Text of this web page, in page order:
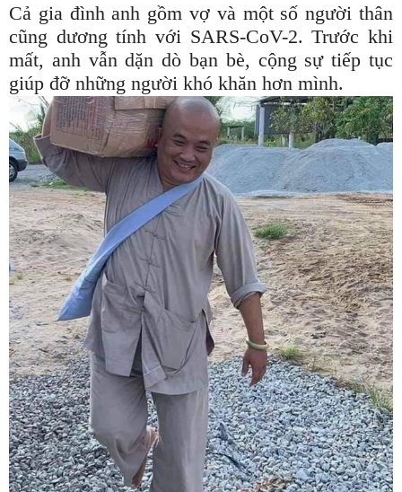
Cả gia đình anh gồm vợ và một số người thân
cũng dương tính với SARS-CoV-2. Trước khi
mất, anh vẫn dặn dò bạn bè, cộng sự tiếp tục
giúp đỡ những người khó khăn hơn mình.